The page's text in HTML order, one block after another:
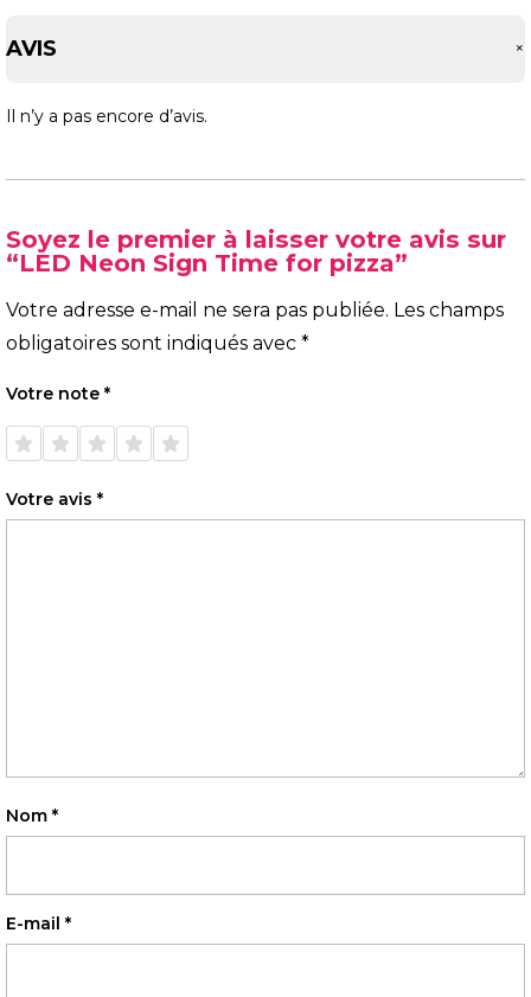
AVIS +
Il n’y a pas encore d’avis.
Soyez le premier à laisser votre avis sur
“LED Neon Sign Time for pizza”
Votre adresse e-mail ne sera pas publiée. Les champs
obligatoires sont indiqués avec *
Votre note *
1 étoile
sur 5
2 étoiles
sur 5
3 étoiles
sur 5
4 étoiles
sur 5
5 étoiles
sur 5
Votre avis *
Nom *
E-mail *